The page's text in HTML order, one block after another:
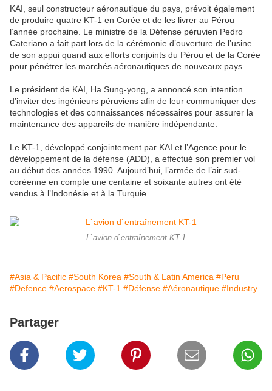
KAI, seul constructeur aéronautique du pays, prévoit également
de produire quatre KT-1 en Corée et de les livrer au Pérou
l’année prochaine. Le ministre de la Défense péruvien Pedro
Cateriano a fait part lors de la cérémonie d’ouverture de l’usine
de son appui quand aux efforts conjoints du Pérou et de la Corée
pour pénétrer les marchés aéronautiques de nouveaux pays.
Le président de KAI, Ha Sung-yong, a annoncé son intention
d’inviter des ingénieurs péruviens afin de leur communiquer des
technologies et des connaissances nécessaires pour assurer la
maintenance des appareils de manière indépendante.
Le KT-1, développé conjointement par KAI et l’Agence pour le
développement de la défense (ADD), a effectué son premier vol
au début des années 1990. Aujourd’hui, l’armée de l’air sud-
coréenne en compte une centaine et soixante autres ont été
vendus à l’Indonésie et à la Turquie.
L`avion d`entraînement KT-1
#Asia & Pacific #South Korea #South & Latin America #Peru
#Defence #Aerospace #KT-1 #Défense #Aéronautique #Industry
Partager